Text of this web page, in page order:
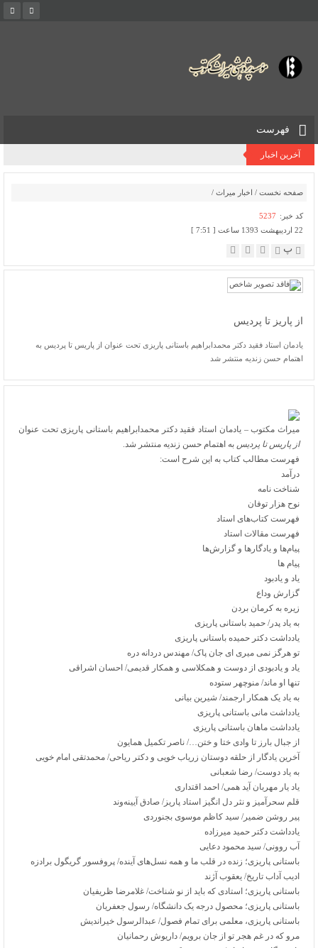
فهرست
آخرین اخبار
صفحه نخست / اخبار میراث /
کد خبر: 5237
22 اردیبهشت 1393 ساعت [ 7:51 ]
پ
از پاریز تا پردیس
یادمان استاد فقید دکتر محمدابراهیم باستانی پاریزی تحت عنوان از پاریس تا پردیس به
اهتمام حسن زندیه منتشر شد
میراث مکتوب – یادمان استاد فقید دکتر محمدابراهیم باستانی پاریزی تحت عنوان
از پاریس تا پردیس به اهتمام حسن زندیه منتشر شد.
فهرست مطالب کتاب به این شرح است:
درآمد
شناخت ‌نامه
نوح هزار توفان
فهرست کتاب‌های استاد
فهرست مقالات استاد
پیام‌ها و یادگارها و گزارش‌ها
پیام ها
یاد و یادبود
گزارش وداع
زیره به کرمان بردن
به یاد پدر/ حمید باستانی پاریزی
یادداشت دکتر حمیده باستانی پاریزی
تو هرگز نمی ‌میری ای جان پاک/ مهندس دردانه دره
یاد و یادبودی از دوست و همکلاسی و همکار قدیمی/ احسان اشراقی
تنها او ماند/ منوچهر ستوده
به یاد یک همکار ارجمند/ شیرین بیانی
یادداشت مانی باستانی پاریزی
یادداشت ماهان باستانی پاریزی
از جبال بارز تا وادی ختا و ختن…/ ناصر تکمیل همایون
آخرین یادگار از حلقه دوستان زریاب خویی و دکتر ریاحی/ محمدتقی امام خویی
به یاد دوست/ رضا شعبانی
یاد یار مهربان آید همی/ احمد اقتداری
قلم سحرآمیز و نثر دل انگیز استاد پاریز/ صادق آیینه‌وند
پیر روشن ضمیر/ سید کاظم موسوی بجنوردی
یادداشت دکتر حمید میرزاده
آب روونی/ سید محمود دعایی
باستانی پاریزی؛ زنده در قلب ما و همه نسل‌های آینده/ پروفسور گریگول برادزه
ادیب آداب تاریخ/ یعقوب آژند
باستانی پاریزی؛‌ استادی که باید از نو شناخت/ غلامرضا ظریفیان
باستانی پاریزی؛ محصول درجه یک دانشگاه/ رسول جعفریان
باستانی پاریزی، معلمی برای تمام فصول/ عبدالرسول خیراندیش
مرو که در غم هجر تو از جان برویم/ داریوش رحمانیان